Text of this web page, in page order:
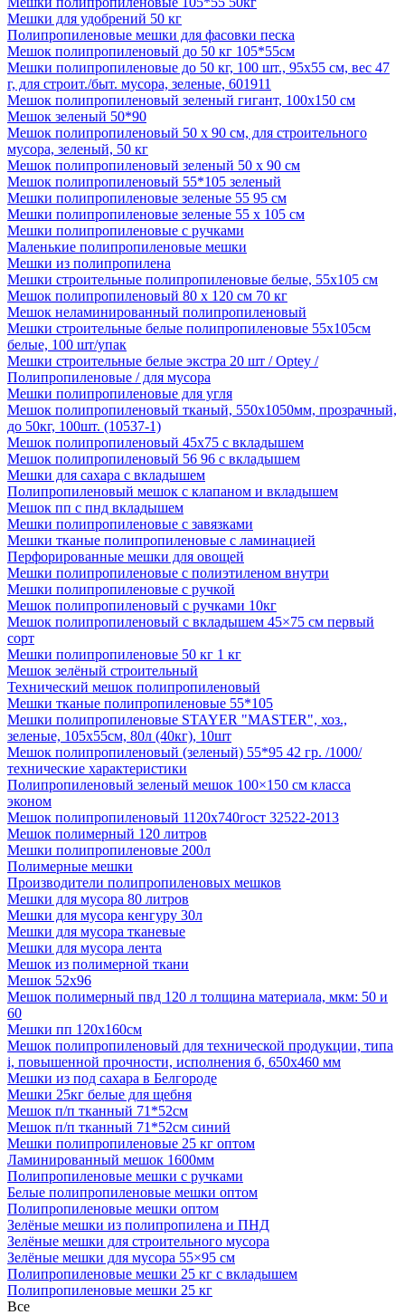
Мешки для удобрений 50 кг
Полипропиленовые мешки для фасовки песка
Мешок полипропиленовый до 50 кг 105*55см
Мешки полипропиленовые до 50 кг, 100 шт., 95х55 см, вес 47
г, для строит./быт. мусора, зеленые, 601911
Мешок полипропиленовый зеленый гигант, 100х150 см
Мешок зеленый 50*90
Мешок полипропиленовый 50 х 90 см, для строительного
мусора, зеленый, 50 кг
Мешок полипропиленовый зеленый 50 х 90 см
Мешок полипропиленовый 55*105 зеленый
Мешки полипропиленовые зеленые 55 95 см
Мешки полипропиленовые зеленые 55 х 105 см
Мешки полипропиленовые с ручками
Маленькие полипропиленовые мешки
Мешки из полипропилена
Мешки строительные полипропиленовые белые, 55х105 см
Мешок полипропиленовый 80 х 120 см 70 кг
Мешок неламинированный полипропиленовый
Мешки строительные белые полипропиленовые 55х105см
белые, 100 шт/упак
Мешки строительные белые экстра 20 шт / Optey /
Полипропиленовые / для мусора
Мешки полипропиленовые для угля
Мешок полипропиленовый тканый, 550х1050мм, прозрачный,
до 50кг, 100шт. (10537-1)
Мешок полипропиленовый 45х75 с вкладышем
Мешок полипропиленовый 56 96 с вкладышем
Мешки для сахара с вкладышем
Полипропиленовый мешок с клапаном и вкладышем
Мешок пп с пнд вкладышем
Мешки полипропиленовые с завязками
Мешки тканые полипропиленовые с ламинацией
Перфорированные мешки для овощей
Мешки полипропиленовые с полиэтиленом внутри
Мешки полипропиленовые с ручкой
Мешок полипропиленовый с ручками 10кг
Мешок полипропиленовый с вкладышем 45×75 см первый
сорт
Мешки полипропиленовые 50 кг 1 кг
Мешок зелёный строительный
Технический мешок полипропиленовый
Мешки тканые полипропиленовые 55*105
Мешки полипропиленовые STAYER "MASTER", хоз.,
зеленые, 105х55см, 80л (40кг), 10шт
Мешок полипропиленовый (зеленый) 55*95 42 гр. /1000/
технические характеристики
Полипропиленовый зеленый мешок 100×150 см класса
эконом
Мешок полипропиленовый 1120х740гост 32522-2013
Мешок полимерный 120 литров
Мешки полипропиленовые 200л
Полимерные мешки
Производители полипропиленовых мешков
Мешки для мусора 80 литров
Мешки для мусора кенгуру 30л
Мешки для мусора тканевые
Мешки для мусора лента
Мешок из полимерной ткани
Мешок 52x96
Мешок полимерный пвд 120 л толщина материала, мкм: 50 и
60
Мешки пп 120х160см
Мешок полипропиленовый для технической продукции, типа
i, повышенной прочности, исполнения б, 650х460 мм
Мешки из под сахара в Белгороде
Мешки 25кг белые для щебня
Мешок п/п тканный 71*52см
Мешок п/п тканный 71*52см синий
Мешки полипропиленовые 25 кг оптом
Ламинированный мешок 1600мм
Полипропиленовые мешки с ручками
Белые полипропиленовые мешки оптом
Полипропиленовые мешки оптом
Зелёные мешки из полипропилена и ПНД
Зелёные мешки для строительного мусора
Зелёные мешки для мусора 55×95 см
Полипропиленовые мешки 25 кг с вкладышем
Полипропиленовые мешки 25 кг
Все